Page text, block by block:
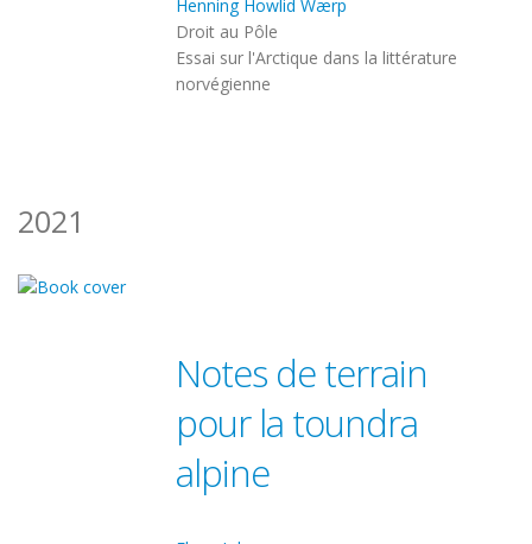
Henning Howlid Wærp
Droit au Pôle
Essai sur l'Arctique dans la littérature
norvégienne
2021
Notes de terrain
pour la toundra
alpine